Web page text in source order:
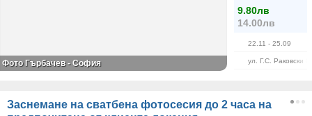
9.80лв
14.00лв
22.11 - 25.09
ул. Г.С. Раковски
Фото Гърбачев - София
Заснемане на сватбена фотосесия до 2 часа на